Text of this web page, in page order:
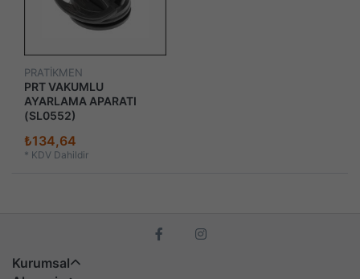
PRATİKMEN
PRT VAKUMLU
AYARLAMA APARATI
(SL0552)
₺134,64
* KDV Dahildir
Kurumsal